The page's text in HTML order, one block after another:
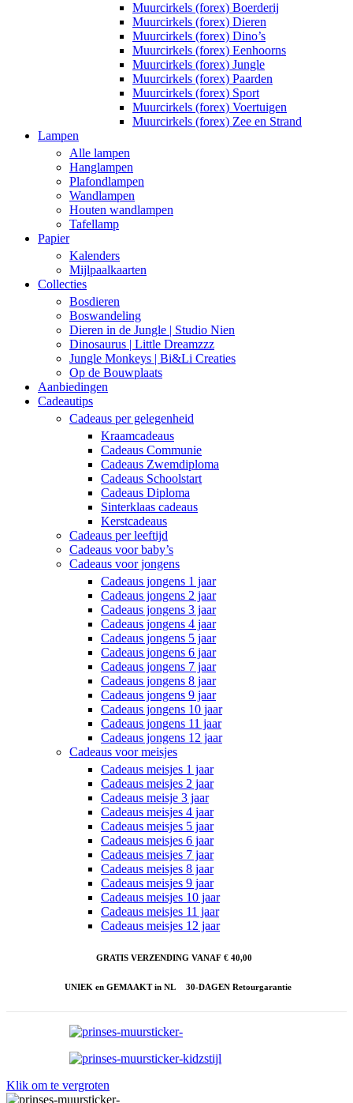
Muurcirkels (forex) Boerderij
Muurcirkels (forex) Dieren
Muurcirkels (forex) Dino’s
Muurcirkels (forex) Eenhoorns
Muurcirkels (forex) Jungle
Muurcirkels (forex) Paarden
Muurcirkels (forex) Sport
Muurcirkels (forex) Voertuigen
Muurcirkels (forex) Zee en Strand
Lampen
Alle lampen
Hanglampen
Plafondlampen
Wandlampen
Houten wandlampen
Tafellamp
Papier
Kalenders
Mijlpaalkaarten
Collecties
Bosdieren
Boswandeling
Dieren in de Jungle | Studio Nien
Dinosaurus | Little Dreamzzz
Jungle Monkeys | Bi&Li Creaties
Op de Bouwplaats
Aanbiedingen
Cadeautips
Cadeaus per gelegenheid
Kraamcadeaus
Cadeaus Communie
Cadeaus Zwemdiploma
Cadeaus Schoolstart
Cadeaus Diploma
Sinterklaas cadeaus
Kerstcadeaus
Cadeaus per leeftijd
Cadeaus voor baby’s
Cadeaus voor jongens
Cadeaus jongens 1 jaar
Cadeaus jongens 2 jaar
Cadeaus jongens 3 jaar
Cadeaus jongens 4 jaar
Cadeaus jongens 5 jaar
Cadeaus jongens 6 jaar
Cadeaus jongens 7 jaar
Cadeaus jongens 8 jaar
Cadeaus jongens 9 jaar
Cadeaus jongens 10 jaar
Cadeaus jongens 11 jaar
Cadeaus jongens 12 jaar
Cadeaus voor meisjes
Cadeaus meisjes 1 jaar
Cadeaus meisjes 2 jaar
Cadeaus meisje 3 jaar
Cadeaus meisjes 4 jaar
Cadeaus meisjes 5 jaar
Cadeaus meisjes 6 jaar
Cadeaus meisjes 7 jaar
Cadeaus meisjes 8 jaar
Cadeaus meisjes 9 jaar
Cadeaus meisjes 10 jaar
Cadeaus meisjes 11 jaar
Cadeaus meisjes 12 jaar
GRATIS VERZENDING VANAF € 40,00
UNIEK en GEMAAKT in NL 30-DAGEN Retourgarantie
Klik om te vergroten